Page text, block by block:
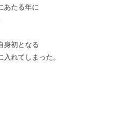
あたる年に
身初となる
れてしまった。